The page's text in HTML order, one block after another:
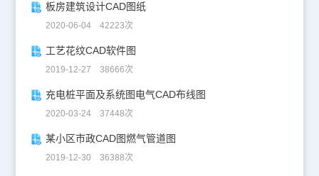
板房建筑设计CAD图纸
2020-06-04 42223次
工艺花纹CAD软件图
2019-12-27 38666次
充电桩平面及系统图电气CAD布线图
2020-03-24 37448次
某小区市政CAD图燃气管道图
2019-12-30 36388次